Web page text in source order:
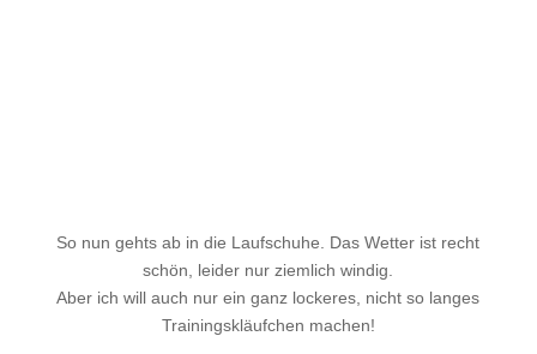
So nun gehts ab in die Laufschuhe. Das Wetter ist recht
schön, leider nur ziemlich windig.
Aber ich will auch nur ein ganz lockeres, nicht so langes
Trainingskläufchen machen!